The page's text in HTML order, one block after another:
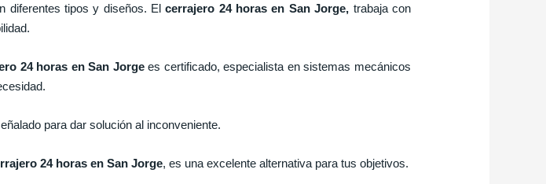
diferentes tipos y diseños. Elcerrajero 24 horas en San Jorge, trabaja con
24 horas en San Jorgees certificado, especialista en sistemas mecánicos
para dar solución al inconveniente.
24 horas en San Jorge, es una excelente alternativa para tus objetivos.